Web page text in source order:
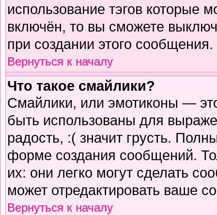
использование тэгов которые
включён, то вы сможете
при создании этого сообщения.
Вернуться к началу
Что такое смайлики?
Смайлики, или эмотиконы —
быть использованы для
радость, :( значит грусть.
форме создания сообщений.
их: они легко могут сделать
может отредактировать ваше
Вернуться к началу